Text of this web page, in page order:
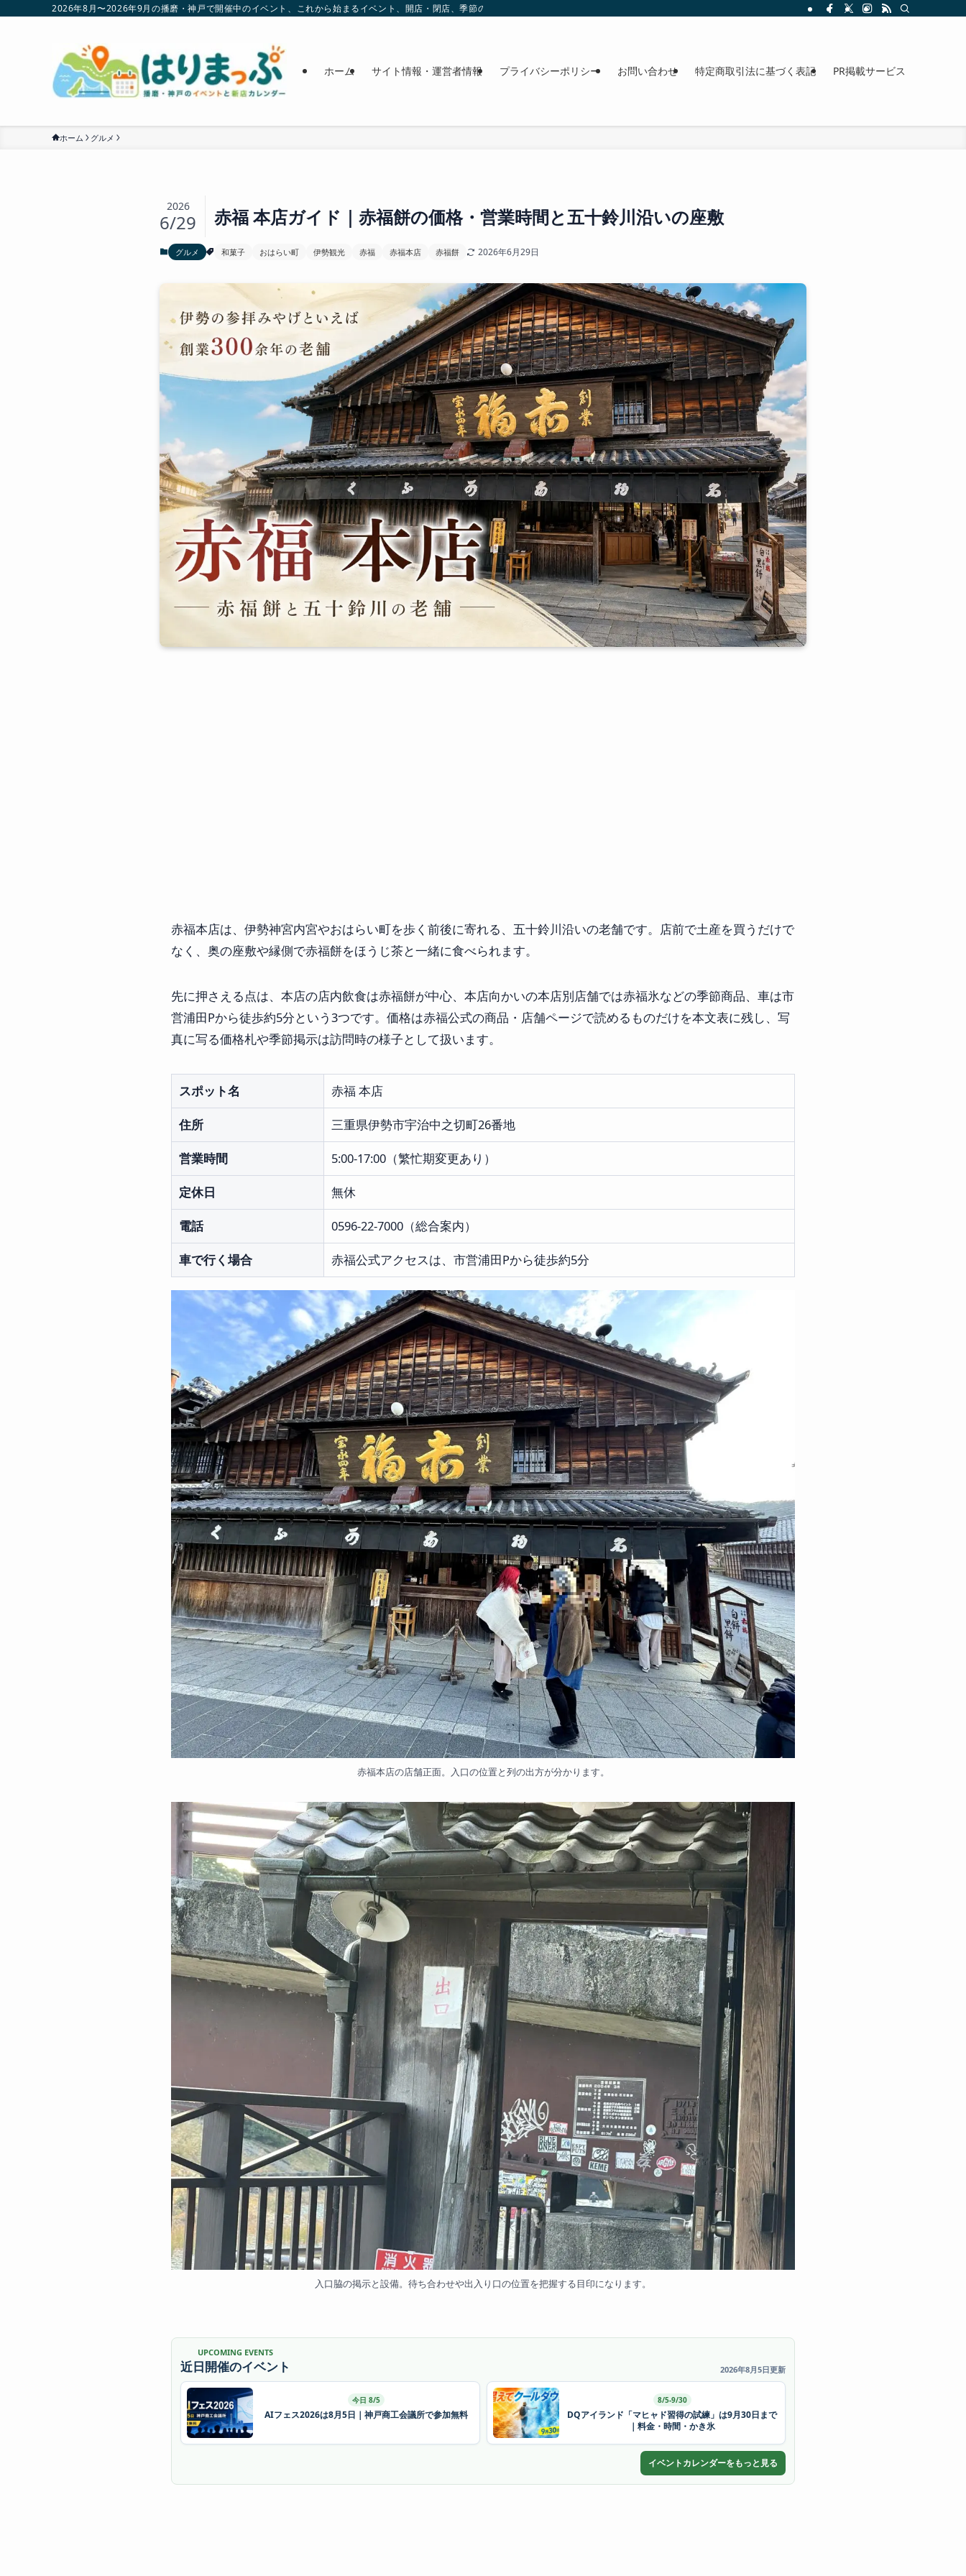
2026年8月〜2026年9月の播磨・神戸で開催中のイベント、これから始まるイベント、開店・閉店、季節の花、週末のおでかけ情報を日程順に整理。料金、駐車場、アクセスも確認できます。
ホーム サイト情報・運営者情報 プライバシーポリシー お問い合わせ 特定商取引法に基づく表記 PR掲載サービス
ホーム グルメ
赤福 本店ガイド｜赤福餅の価格・営業時間と五十鈴川沿いの座敷
2026
6/29
グルメ 和菓子 おはらい町 伊勢観光 赤福 赤福本店 赤福餅 2026年6月29日
赤福本店は、伊勢神宮内宮やおはらい町を歩く前後に寄れる、五十鈴川沿いの老舗です。店前で土産を買うだけで
なく、奥の座敷や縁側で赤福餅をほうじ茶と一緒に食べられます。
先に押さえる点は、本店の店内飲食は赤福餅が中心、本店向かいの本店別店舗では赤福氷などの季節商品、車は市
営浦田Pから徒歩約5分という3つです。価格は赤福公式の商品・店舗ページで読めるものだけを本文表に残し、写
真に写る価格札や季節掲示は訪問時の様子として扱います。
スポット名 赤福 本店
住所 三重県伊勢市宇治中之切町26番地
営業時間 5:00-17:00（繁忙期変更あり）
定休日 無休
電話 0596-22-7000（総合案内）
車で行く場合 赤福公式アクセスは、市営浦田Pから徒歩約5分
赤福本店の店舗正面。入口の位置と列の出方が分かります。
入口脇の掲示と設備。待ち合わせや出入り口の位置を把握する目印になります。
UPCOMING EVENTS
近日開催のイベント 2026年8月5日更新
今日 8/5
AIフェス2026は8月5日｜神戸商工会議所で参加無料
8/5-9/30
DQアイランド「マヒャド習得の試練」は9月30日まで
｜料金・時間・かき氷
イベントカレンダーをもっと見る